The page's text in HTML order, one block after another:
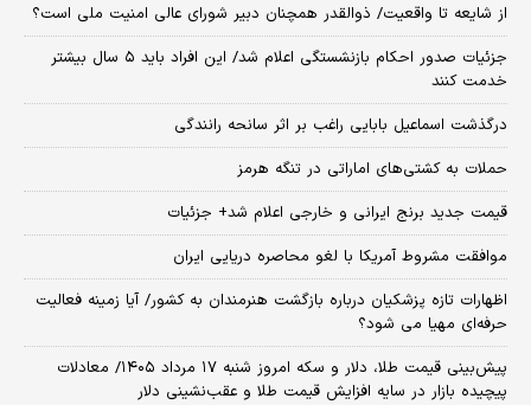
از شایعه تا واقعیت/ ذوالقدر همچنان دبیر شورای ‌عالی امنیت ملی است؟
جزئیات صدور احکام بازنشستگی اعلام شد/ این افراد باید ۵ سال بیشتر
خدمت کنند
درگذشت اسماعیل بابایی راغب بر اثر سانحه رانندگی
حملات به کشتی‌های اماراتی در تنگه هرمز
قیمت جدید برنج ایرانی و خارجی اعلام شد+ جزئیات
موافقت مشروط آمریکا با لغو محاصره دریایی ایران
اظهارات تازه پزشکیان درباره بازگشت هنرمندان به کشور/ آیا زمینه فعالیت
حرفه‌ای مهیا می شود؟
پیش‌بینی قیمت طلا، دلار و سکه امروز شنبه ۱۷ مرداد ۱۴۰۵/ معادلات
پیچیده بازار در سایه افزایش قیمت طلا و عقب‌نشینی دلار